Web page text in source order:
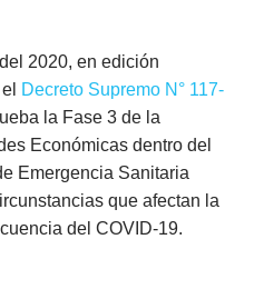
2020, en edición
Decreto Supremo N° 117-
la Fase 3 de la
Económicas dentro del
Emergencia Sanitaria
que afectan la
del COVID-19.